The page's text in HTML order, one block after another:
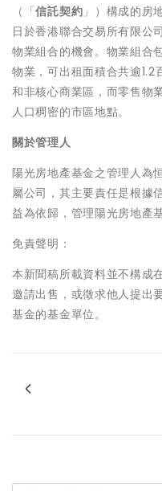
（「信託契約 」）構成的房
日於香港聯合交易所有限公
物業組合的機會。物業組合
物業，可出租面積合共逾
和非核心商業區，而零售物
人口稠密的市區地點。
關於管理人
陽光房地產基金之管理人為
屬公司，其主要責任是根據
益為依歸，管理陽光房地產
免責聲明：
本新聞稿所載資料並不構成
邀請出售，或徵求他人提出
基金的基金單位。